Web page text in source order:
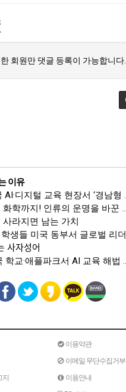
회원만 댓글 등록이 가능합니다.
이유
교육 현장서 ‘경남형 해법’ 찾는다 - 뉴스프리존
꾼 위대한 발견 : 생각하는 청소년을 위한 과학 시리즈 2부(feat.박문호 박사)
라지면 남는 가치
국 동부서 글로벌 리더십 체험 - 전남인터넷신문
사자성어
파크서 AI 교육 해법 찾는다 - 스트레이트뉴스
이용약관
이메일 무단수집거부
이용안내